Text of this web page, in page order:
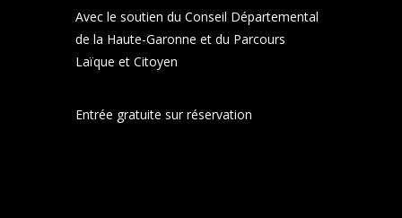
Avec le soutien du Conseil Départemental
de la Haute-Garonne et du Parcours
Laïque et Citoyen
Entrée gratuite sur réservation